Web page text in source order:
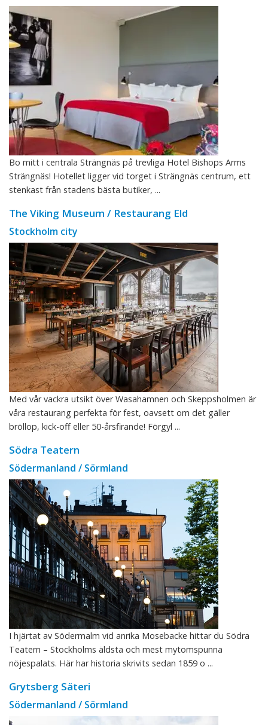
Bo mitt i centrala Strängnäs på trevliga Hotel Bishops Arms
Strängnäs! Hotellet ligger vid torget i Strängnäs centrum, ett
stenkast från stadens bästa butiker, ...
The Viking Museum / Restaurang Eld
Stockholm city
Med vår vackra utsikt över Wasahamnen och Skeppsholmen är
våra restaurang perfekta för fest, oavsett om det gäller
bröllop, kick-off eller 50-årsfirande! Förgyl ...
Södra Teatern
Södermanland / Sörmland
I hjärtat av Södermalm vid anrika Mosebacke hittar du Södra
Teatern – Stockholms äldsta och mest mytomspunna
nöjespalats. Här har historia skrivits sedan 1859 o ...
Grytsberg Säteri
Södermanland / Sörmland